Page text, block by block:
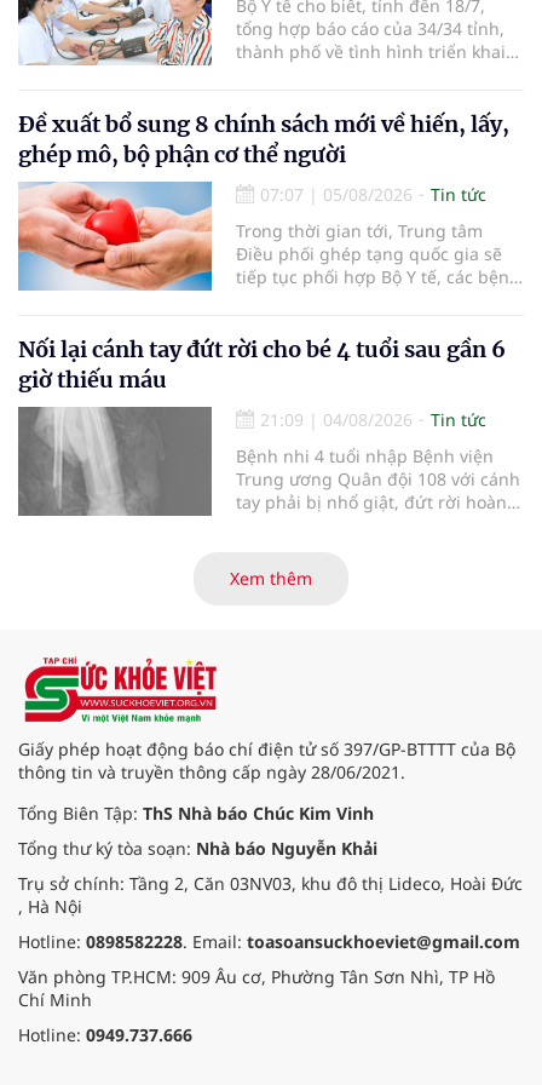
Bộ Y tế cho biết, tính đến 18/7,
tổng hợp báo cáo của 34/34 tỉnh,
thành phố về tình hình triển khai
nhận 32.286.360 người, chiếm gần
30% dân số cả nước đã được khám
sức khỏe định kỳ năm nay.
Đề xuất bổ sung 8 chính sách mới về hiến, lấy,
ghép mô, bộ phận cơ thể người
07:07 | 05/08/2026
Tin tức
Trong thời gian tới, Trung tâm
Điều phối ghép tạng quốc gia sẽ
tiếp tục phối hợp Bộ Y tế, các bệnh
cường truyền thông, hoàn thiện
quy trình chuyên môn và hệ thống
hiến và ghép mô tạng.
Nối lại cánh tay đứt rời cho bé 4 tuổi sau gần 6
giờ thiếu máu
21:09 | 04/08/2026
Tin tức
Bệnh nhi 4 tuổi nhập Bệnh viện
Trung ương Quân đội 108 với cánh
tay phải bị nhổ giật, đứt rời hoàn
thương nặng và thời gian thiếu
máu kéo dài, các bác sĩ đã tái lập
Xem thêm
Giấy phép hoạt động báo chí điện tử số 397/GP-BTTTT của Bộ
thông tin và truyền thông cấp ngày 28/06/2021.
Tổng Biên Tập: ThS Nhà báo Chúc Kim Vinh
Tổng thư ký tòa soạn: Nhà báo Nguyễn Khải
Trụ sở chính: Tầng 2, Căn 03NV03, khu đô thị Lideco, Hoài Đức
, Hà Nội
Hotline: 0898582228. Email: toasoansuckhoeviet@gmail.com
Văn phòng TP.HCM: 909 Âu cơ, Phường Tân Sơn Nhì, TP Hồ
Chí Minh
Hotline: 0949.737.666